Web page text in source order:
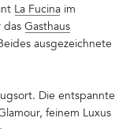
La Fucina im
das Gasthaus
ausgezeichnete
Die entspannte
feinem Luxus